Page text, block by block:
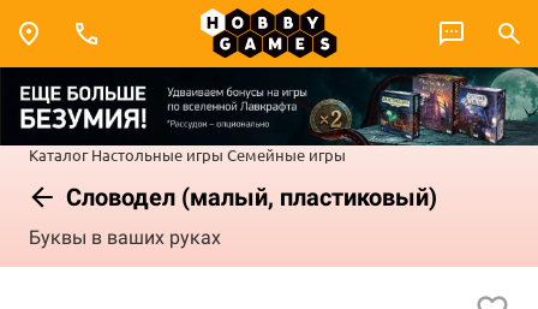
Каталог Настольные игры Семейные игры
Словодел (малый, пластиковый)
Буквы в ваших руках